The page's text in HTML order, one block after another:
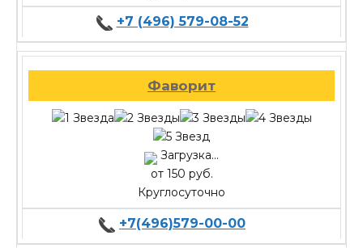
+7 (496) 579-08-52
Фаворит
Загрузка...
от 150 руб.
Круглосуточно
+7(496)579-00-00